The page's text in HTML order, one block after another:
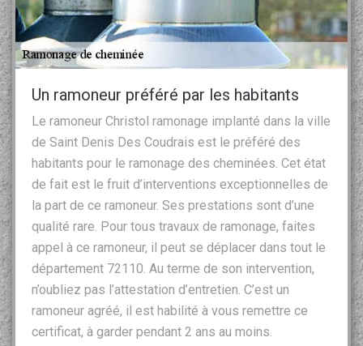
Un ramoneur préféré par les habitants
Le ramoneur Christol ramonage implanté dans la ville
de Saint Denis Des Coudrais est le préféré des
habitants pour le ramonage des cheminées. Cet état
de fait est le fruit d’interventions exceptionnelles de
la part de ce ramoneur. Ses prestations sont d’une
qualité rare. Pour tous travaux de ramonage, faites
appel à ce ramoneur, il peut se déplacer dans tout le
département 72110. Au terme de son intervention,
n’oubliez pas l’attestation d’entretien. C’est un
ramoneur agréé, il est habilité à vous remettre ce
certificat, à garder pendant 2 ans au moins.